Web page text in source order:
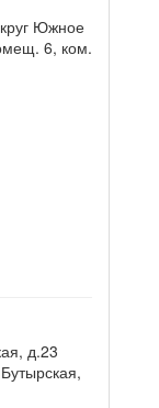
Южное
6, ком.
д.23